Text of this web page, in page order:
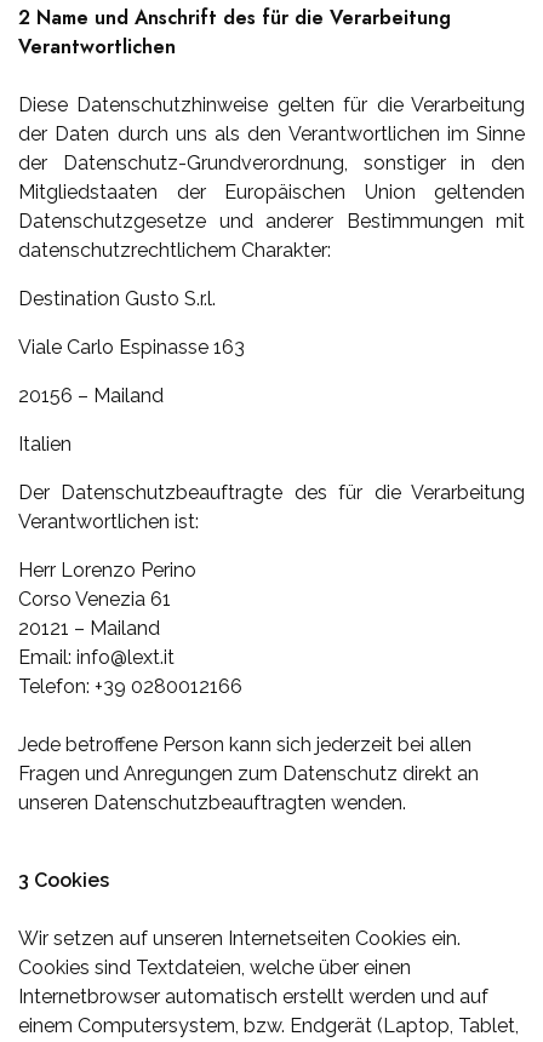
2 Name und Anschrift des für die Verarbeitung
Verantwortlichen
Diese Datenschutzhinweise gelten für die Verarbeitung
der Daten durch uns als den Verantwortlichen im Sinne
der Datenschutz-Grundverordnung, sonstiger in den
Mitgliedstaaten der Europäischen Union geltenden
Datenschutzgesetze und anderer Bestimmungen mit
datenschutzrechtlichem Charakter:
Destination Gusto S.r.l.
Viale Carlo Espinasse 163
20156 – Mailand
Italien
Der Datenschutzbeauftragte des für die Verarbeitung
Verantwortlichen ist:
Herr Lorenzo Perino
Corso Venezia 61
20121 – Mailand
Email: info@lext.it
Telefon: +39 0280012166
Jede betroffene Person kann sich jederzeit bei allen
Fragen und Anregungen zum Datenschutz direkt an
unseren Datenschutzbeauftragten wenden.
3 Cookies
Wir setzen auf unseren Internetseiten Cookies ein.
Cookies sind Textdateien, welche über einen
Internetbrowser automatisch erstellt werden und auf
einem Computersystem, bzw. Endgerät (Laptop, Tablet,